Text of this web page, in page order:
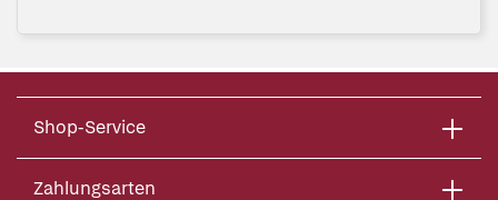
Shop-Service
Zahlungsarten